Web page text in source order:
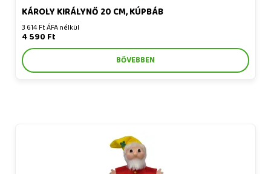
KÁROLY KIRÁLYNŐ 20 CM, KÚPBÁB
3 614 Ft ÁFA nélkül
4 590 Ft
BŐVEBBEN
Szerencsés törpe 37 cm, kúpbáb